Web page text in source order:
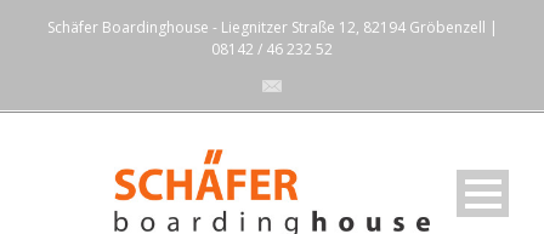
Schäfer Boardinghouse - Liegnitzer Straße 12, 82194 Gröbenzell |
08142 / 46 232 52